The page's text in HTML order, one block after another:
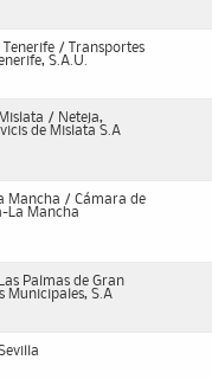
/ Transportes
S.A.U.
/ Neteja,
de Mislata S.A
Mancha / Cámara de
La Mancha
Palmas de Gran
Municipales, S.A